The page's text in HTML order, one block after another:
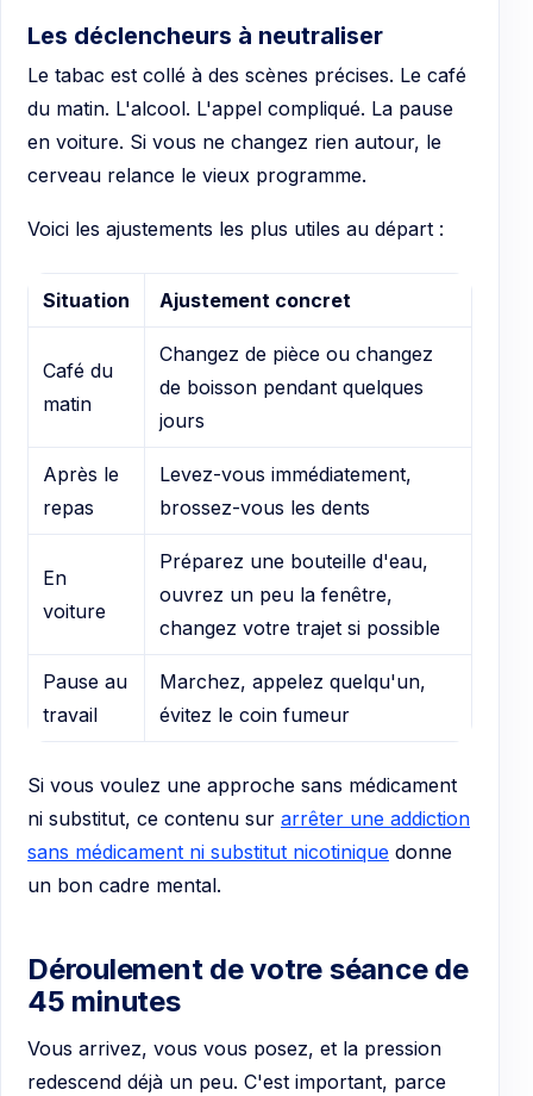
Les déclencheurs à neutraliser
Le tabac est collé à des scènes précises. Le café
du matin. L'alcool. L'appel compliqué. La pause
en voiture. Si vous ne changez rien autour, le
cerveau relance le vieux programme.
Voici les ajustements les plus utiles au départ :
Situation Ajustement concret
Café du
matin
Changez de pièce ou changez
de boisson pendant quelques
jours
Après le
repas
Levez-vous immédiatement,
brossez-vous les dents
En
voiture
Préparez une bouteille d'eau,
ouvrez un peu la fenêtre,
changez votre trajet si possible
Pause au
travail
Marchez, appelez quelqu'un,
évitez le coin fumeur
Si vous voulez une approche sans médicament
ni substitut, ce contenu sur arrêter une addiction
sans médicament ni substitut nicotinique donne
un bon cadre mental.
Déroulement de votre séance de
45 minutes
Vous arrivez, vous vous posez, et la pression
redescend déjà un peu. C'est important, parce